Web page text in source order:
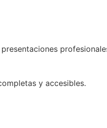
y accesibles.